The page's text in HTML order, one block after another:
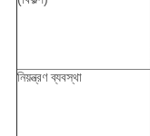
নিয়ন্ত্রণ ব্যবস্থা